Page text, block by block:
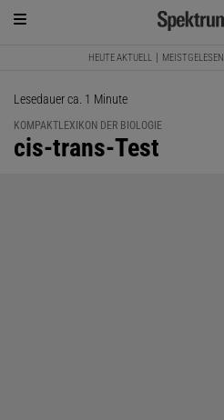
HEUTE AKTUELL MEISTGELESEN
Lesedauer ca. 1 Minute
KOMPAKTLEXIKON DER BIOLOGIE
:
cis-trans-Test